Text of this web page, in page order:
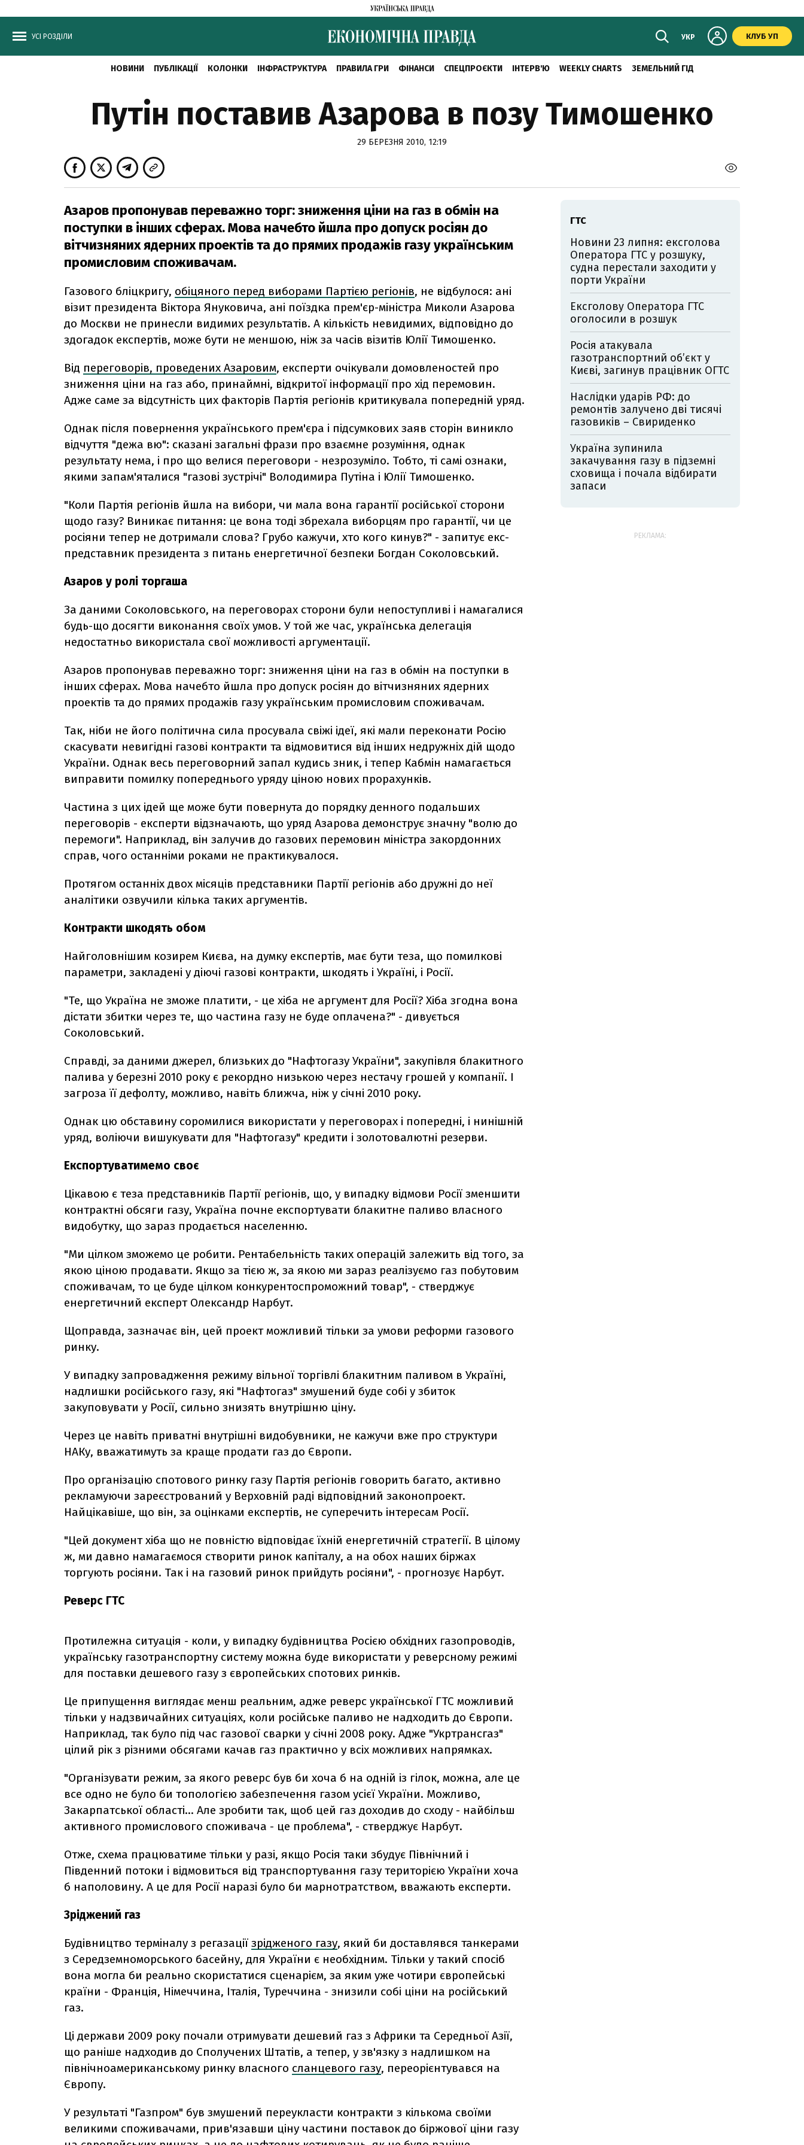
УСІ РОЗДІЛИ УКР КЛУБ УП
НОВИНИ ПУБЛІКАЦІЇ КОЛОНКИ ІНФРАСТРУКТУРА ПРАВИЛА ГРИ ФІНАНСИ СПЕЦПРОЄКТИ ІНТЕРВ'Ю WEEKLY CHARTS ЗЕМЕЛЬНИЙ ГІД
Путін поставив Азарова в позу Тимошенко
29 БЕРЕЗНЯ 2010, 12:19
Азаров пропонував переважно торг: зниження ціни на газ в обмін на
поступки в інших сферах. Мова начебто йшла про допуск росіян до
вітчизняних ядерних проектів та до прямих продажів газу українським
промисловим споживачам.
Газового бліцкригу, обіцяного перед виборами Партією регіонів, не відбулося: ані
візит президента Віктора Януковича, ані поїздка прем'єр-міністра Миколи Азарова
до Москви не принесли видимих результатів. А кількість невидимих, відповідно до
здогадок експертів, може бути не меншою, ніж за часів візитів Юлії Тимошенко.
Від переговорів, проведених Азаровим, експерти очікували домовленостей про
зниження ціни на газ або, принаймні, відкритої інформації про хід перемовин.
Адже саме за відсутність цих факторів Партія регіонів критикувала попередній уряд.
Однак після повернення українського прем'єра і підсумкових заяв сторін виникло
відчуття "дежа вю": сказані загальні фрази про взаємне розуміння, однак
результату нема, і про що велися переговори - незрозуміло. Тобто, ті самі ознаки,
якими запам'яталися "газові зустрічі" Володимира Путіна і Юлії Тимошенко.
"Коли Партія регіонів йшла на вибори, чи мала вона гарантії російської сторони
щодо газу? Виникає питання: це вона тоді збрехала виборцям про гарантії, чи це
росіяни тепер не дотримали слова? Грубо кажучи, хто кого кинув?" - запитує екс-
представник президента з питань енергетичної безпеки Богдан Соколовський.
Азаров у ролі торгаша
За даними Соколовського, на переговорах сторони були непоступливі і намагалися
будь-що досягти виконання своїх умов. У той же час, українська делегація
недостатньо використала свої можливості аргументації.
Азаров пропонував переважно торг: зниження ціни на газ в обмін на поступки в
інших сферах. Мова начебто йшла про допуск росіян до вітчизняних ядерних
проектів та до прямих продажів газу українським промисловим споживачам.
Так, ніби не його політична сила просувала свіжі ідеї, які мали переконати Росію
скасувати невигідні газові контракти та відмовитися від інших недружніх дій щодо
України. Однак весь переговорний запал кудись зник, і тепер Кабмін намагається
виправити помилку попереднього уряду ціною нових прорахунків.
Частина з цих ідей ще може бути повернута до порядку денного подальших
переговорів - експерти відзначають, що уряд Азарова демонструє значну "волю до
перемоги". Наприклад, він залучив до газових перемовин міністра закордонних
справ, чого останніми роками не практикувалося.
Протягом останніх двох місяців представники Партії регіонів або дружні до неї
аналітики озвучили кілька таких аргументів.
Контракти шкодять обом
Найголовнішим козирем Києва, на думку експертів, має бути теза, що помилкові
параметри, закладені у діючі газові контракти, шкодять і Україні, і Росії.
"Те, що Україна не зможе платити, - це хіба не аргумент для Росії? Хіба згодна вона
дістати збитки через те, що частина газу не буде оплачена?" - дивується
Соколовський.
Справді, за даними джерел, близьких до "Нафтогазу України", закупівля блакитного
палива у березні 2010 року є рекордно низькою через нестачу грошей у компанії. І
загроза її дефолту, можливо, навіть ближча, ніж у січні 2010 року.
Однак цю обставину соромилися використати у переговорах і попередні, і нинішній
уряд, воліючи вишукувати для "Нафтогазу" кредити і золотовалютні резерви.
Експортуватимемо своє
Цікавою є теза представників Партії регіонів, що, у випадку відмови Росії зменшити
контрактні обсяги газу, Україна почне експортувати блакитне паливо власного
видобутку, що зараз продається населенню.
"Ми цілком зможемо це робити. Рентабельність таких операцій залежить від того, за
якою ціною продавати. Якщо за тією ж, за якою ми зараз реалізуємо газ побутовим
споживачам, то це буде цілком конкурентоспроможний товар", - стверджує
енергетичний експерт Олександр Нарбут.
Щоправда, зазначає він, цей проект можливий тільки за умови реформи газового
ринку.
У випадку запровадження режиму вільної торгівлі блакитним паливом в Україні,
надлишки російського газу, які "Нафтогаз" змушений буде собі у збиток
закуповувати у Росії, сильно знизять внутрішню ціну.
Через це навіть приватні внутрішні видобувники, не кажучи вже про структури
НАКу, вважатимуть за краще продати газ до Європи.
Про організацію спотового ринку газу Партія регіонів говорить багато, активно
рекламуючи зареєстрований у Верховній раді відповідний законопроект.
Найцікавіше, що він, за оцінками експертів, не суперечить інтересам Росії.
"Цей документ хіба що не повністю відповідає їхній енергетичній стратегії. В цілому
ж, ми давно намагаємося створити ринок капіталу, а на обох наших біржах
торгують росіяни. Так і на газовий ринок прийдуть росіяни", - прогнозує Нарбут.
Реверс ГТС
Протилежна ситуація - коли, у випадку будівництва Росією обхідних газопроводів,
українську газотранспортну систему можна буде використати у реверсному режимі
для поставки дешевого газу з європейських спотових ринків.
Це припущення виглядає менш реальним, адже реверс української ГТС можливий
тільки у надзвичайних ситуаціях, коли російське паливо не надходить до Європи.
Наприклад, так було під час газової сварки у січні 2008 року. Адже "Укртрансгаз"
цілий рік з різними обсягами качав газ практично у всіх можливих напрямках.
"Організувати режим, за якого реверс був би хоча б на одній із гілок, можна, але це
все одно не було би топологією забезпечення газом усієї України. Можливо,
Закарпатської області... Але зробити так, щоб цей газ доходив до сходу - найбільш
активного промислового споживача - це проблема", - стверджує Нарбут.
Отже, схема працюватиме тільки у разі, якщо Росія таки збудує Північний і
Південний потоки і відмовиться від транспортування газу територією України хоча
б наполовину. А це для Росії наразі було би марнотратством, вважають експерти.
Зріджений газ
Будівництво терміналу з регазації зрідженого газу, який би доставлявся танкерами
з Середземноморського басейну, для України є необхідним. Тільки у такий спосіб
вона могла би реально скористатися сценарієм, за яким уже чотири європейські
країни - Франція, Німеччина, Італія, Туреччина - знизили собі ціни на російський
газ.
Ці держави 2009 року почали отримувати дешевий газ з Африки та Середньої Азії,
що раніше надходив до Сполучених Штатів, а тепер, у зв'язку з надлишком на
північноамериканському ринку власного сланцевого газу, переорієнтувався на
Європу.
У результаті "Газпром" був змушений переукласти контракти з кількома своїми
великими споживачами, прив'язавши ціну частини поставок до біржової ціни газу
ГТС
Новини 23 липня: ексголова
Оператора ГТС у розшуку,
судна перестали заходити у
порти України
Ексголову Оператора ГТС
оголосили в розшук
Росія атакувала
газотранспортний об’єкт у
Києві, загинув працівник ОГТС
Наслідки ударів РФ: до
ремонтів залучено дві тисячі
газовиків – Свириденко
Україна зупинила
закачування газу в підземні
сховища і почала відбирати
запаси
РЕКЛАМА: